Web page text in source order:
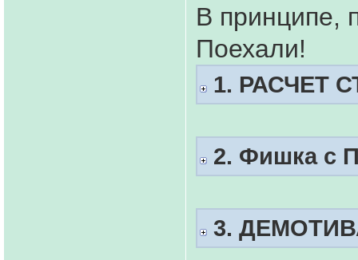
В принципе,
Поехали!
1. РАСЧЕТ
2. Фишка с
3.